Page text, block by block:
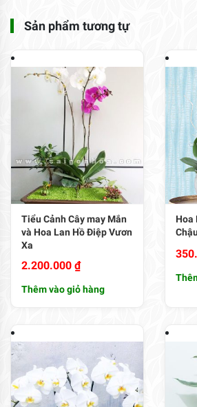
Sản phẩm tương tự
Tiểu Cảnh Cây may Mắn
và Hoa Lan Hồ Điệp Vươn
Xa
2.200.000 ₫
Thêm vào giỏ hàng
Hoa